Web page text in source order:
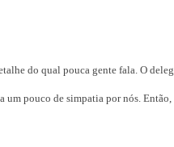
do qual pouca gente fala. O
pouco de simpatia por nós.